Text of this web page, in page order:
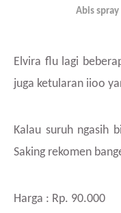
Abis
Elvira flu lagi
juga ketularan iioo
Kalau suruh ngasih
Saking rekomen
Harga : Rp. 90.000